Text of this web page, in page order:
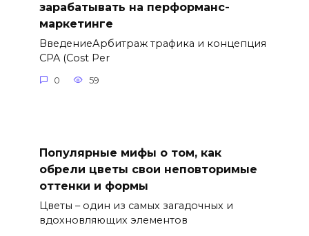
зарабатывать на перформанс-
маркетинге
ВведениеАрбитраж трафика и концепция
CPA (Cost Per
0 59
Популярные мифы о том, как
обрели цветы свои неповторимые
оттенки и формы
Цветы – один из самых загадочных и
вдохновляющих элементов